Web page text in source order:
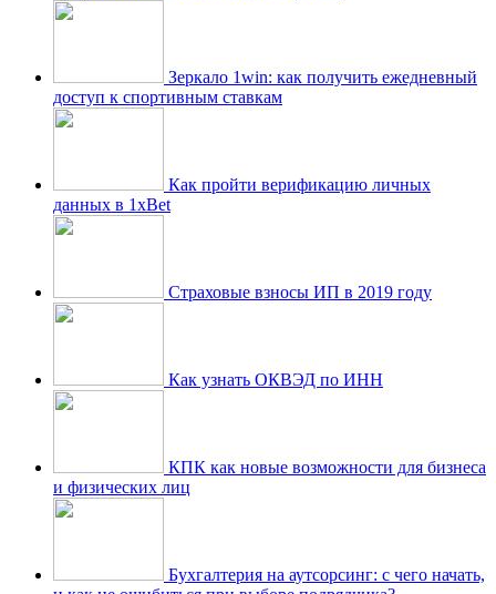
Зеркало 1win: как получить ежедневный
доступ к спортивным ставкам
Как пройти верификацию личных
данных в 1xBet
Страховые взносы ИП в 2019 году
Как узнать ОКВЭД по ИНН
КПК как новые возможности для бизнеса
и физических лиц
Бухгалтерия на аутсорсинг: с чего начать,